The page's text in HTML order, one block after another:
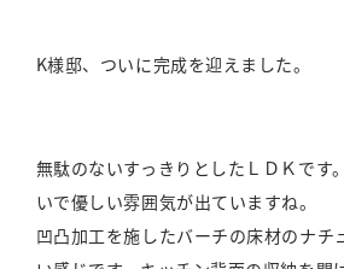
K様邸、ついに完成を迎えました。
無駄のないすっきりとしたＬＤＫです
いで優しい雰囲気が出ていますね。
凹凸加工を施したバーチの床材のナチ